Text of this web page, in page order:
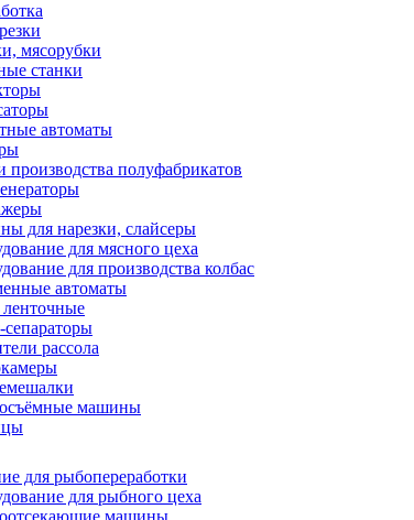
мясорубки
станки
автоматы
производства полуфабрикатов
для нарезки, слайсеры
для мясного цеха
для производства колбас
автоматы
сепараторы
рассола
машины
для рыбопереработки
для рыбного цеха
машины